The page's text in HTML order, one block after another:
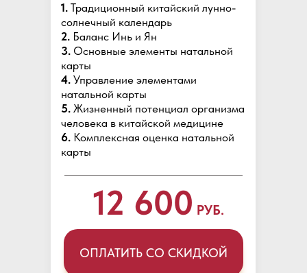
ОПЛАТИТЬ СО СКИДКОЙ
1. Традиционный китайский лунно-
солнечный календарь
2. Баланс Инь и Ян
3. Основные элементы натальной
карты
4. Управление элементами
натальной карты
5. Жизненный потенциал организма
человека в китайской медицине
6. Комплексная оценка натальной
карты
12 600 РУБ.